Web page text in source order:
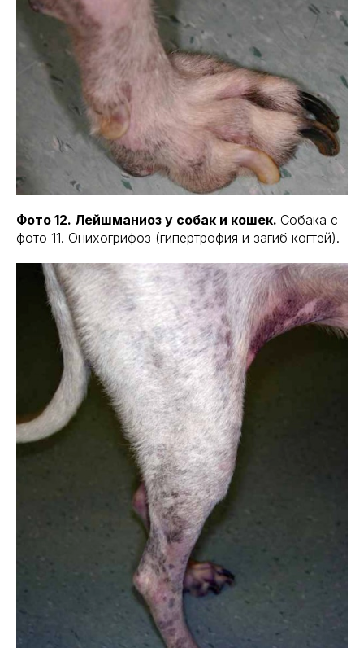
Фото 12. Лейшманиоз у собак и кошек. Собака с
фото 11. Онихогрифоз (гипертрофия и загиб когтей).